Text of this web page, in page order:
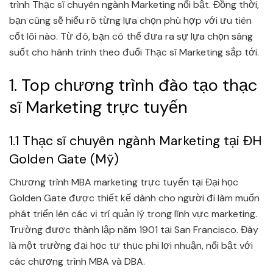
Xem tất cả Cơ sở dữ liệu Chương trình
Xem tất cả Học Máy & AI Chương trình
tất cả Trí tuệ Nhân tạo Tạo sinh Chương trình
trình Thạc sĩ chuyên ngành Marketing nổi bật. Đồng thời,
bạn cũng sẽ hiểu rõ từng lựa chọn phù hợp với ưu tiên
cốt lõi nào. Từ đó, bạn có thể đưa ra sự lựa chọn sáng
suốt cho hành trình theo đuổi Thạc sĩ Marketing sắp tới.
1. Top chương trình đào tạo thạc
sĩ Marketing trực tuyến
1.1 Thạc sĩ chuyên ngành Marketing tại ĐH
Golden Gate (Mỹ)
Chương trình MBA marketing trực tuyến tại Đại học
Golden Gate được thiết kế dành cho người đi làm muốn
phát triển lên các vị trí quản lý trong lĩnh vực marketing.
Trường được thành lập năm 1901 tại San Francisco. Đây
là một trường đại học tư thục phi lợi nhuận, nổi bật với
các chương trình MBA và DBA.